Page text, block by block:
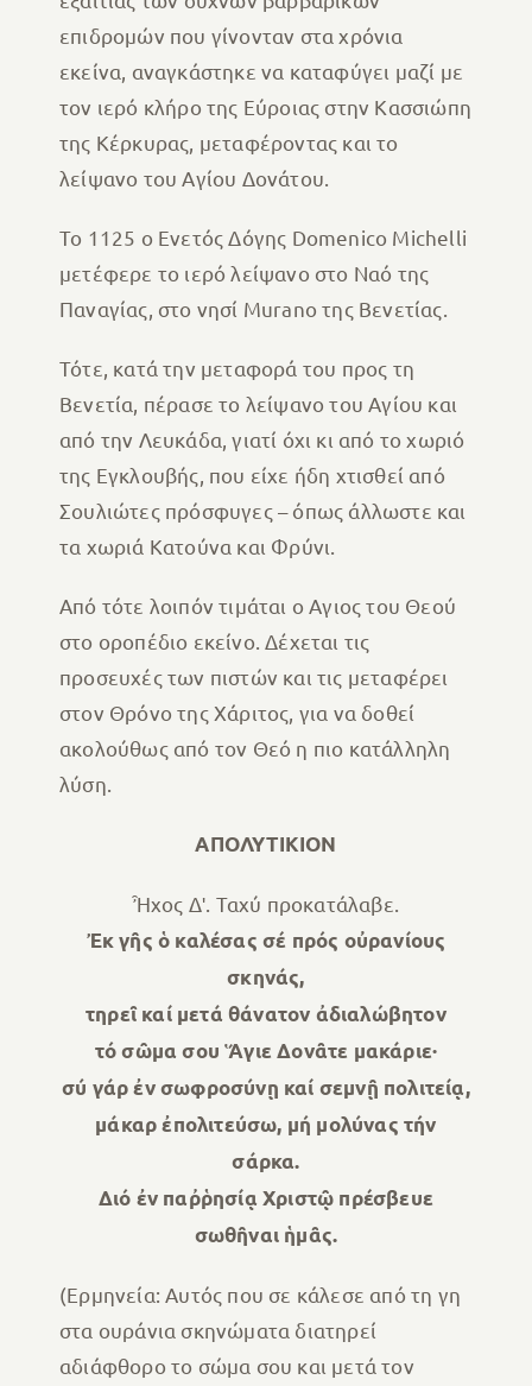
επιδρομών που γίνονταν στα χρόνια
εκείνα, αναγκάστηκε να καταφύγει μαζί με
τον ιερό κλήρο της Εύροιας στην Κασσιώπη
της Κέρκυρας, μεταφέροντας και το
λείψανο του Αγίου Δονάτου.
Το 1125 ο Ενετός Δόγης Domenico Michelli
μετέφερε το ιερό λείψανο στο Ναό της
Παναγίας, στο νησί Murano της Βενετίας.
Τότε, κατά την μεταφορά του προς τη
Βενετία, πέρασε το λείψανο του Αγίου και
από την Λευκάδα, γιατί όχι κι από το χωριό
της Εγκλουβής, που είχε ήδη χτισθεί από
Σουλιώτες πρόσφυγες – όπως άλλωστε και
τα χωριά Κατούνα και Φρύνι.
Από τότε λοιπόν τιμάται ο Αγιος του Θεού
στο οροπέδιο εκείνο. Δέχεται τις
προσευχές των πιστών και τις μεταφέρει
στον Θρόνο της Χάριτος, για να δοθεί
ακολούθως από τον Θεό η πιο κατάλληλη
λύση.
ΑΠΟΛΥΤΙΚΙΟΝ
Ἦχος Δʹ. Ταχύ προκατάλαβε.
Ἐκ γῆς ὁ καλέσας σέ πρός οὐρανίους
σκηνάς,
τηρεῖ καί μετά θάνατον ἀδιαλώβητον
τό σῶμα σου Ἅγιε Δονᾶτε μακάριε·
σύ γάρ ἐν σωφροσύνῃ καί σεμνῇ πολιτείᾳ,
μάκαρ ἐπολιτεύσω, μή μολύνας τήν
σάρκα.
Διό ἐν παῤῥησίᾳ Χριστῷ πρέσβευε
σωθῆναι ἡμᾶς.
(Ερμηνεία: Αυτός που σε κάλεσε από τη γη
στα ουράνια σκηνώματα διατηρεί
αδιάφθορο το σώμα σου και μετά τον